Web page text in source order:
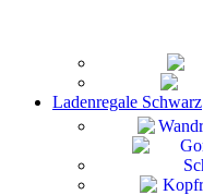
Ladenregale Schwarz